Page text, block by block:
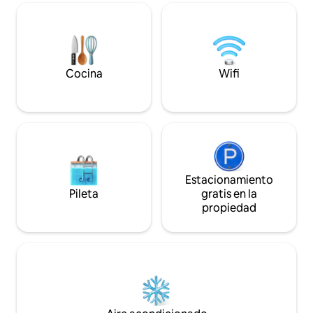
menos de 30
las mascotas
1 cámara de
puerta; no hay
Licencia del
Cocina Wifi
Pileta
Estacionamiento
gratis en la
propiedad